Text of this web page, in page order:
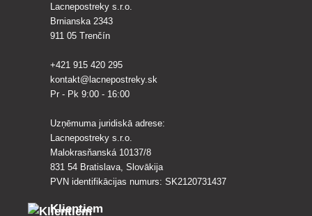
Lacnepostreky s.r.o.
Brnianska 2343
911 05 Trenčín
+421 915 420 295
kontakt@lacnepostreky.sk
Pr - Pk 9:00 - 16:00
Uzņēmuma juridiskā adrese:
Lacnepostreky s.r.o.
Malokrasňanská 10137/8
831 54 Bratislava, Slovākija
PVN identifikācijas numurs: SK2120731437
Klientiem